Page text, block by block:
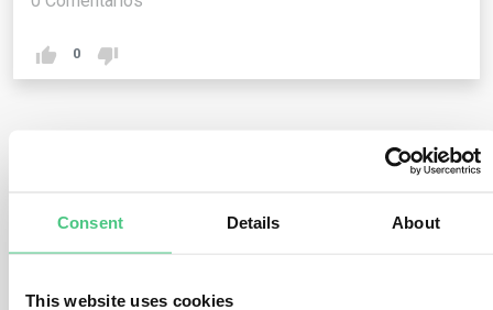
Consent Details About
This website uses cookies
0
Wenn eine Muttergesellschaft einen konsolidierten